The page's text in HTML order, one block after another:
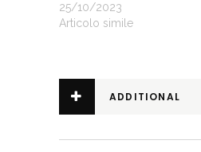
25/10/2023
Articolo simile
ADDITIONAL